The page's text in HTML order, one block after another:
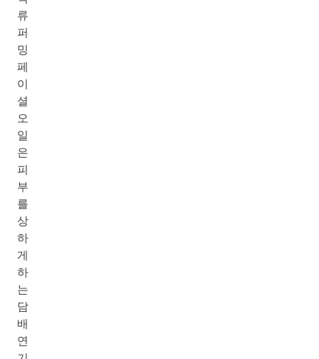
류
퍼
밍
페
이
셜
오
일
은
피
부
를
상
하
게
하
는
담
배
연